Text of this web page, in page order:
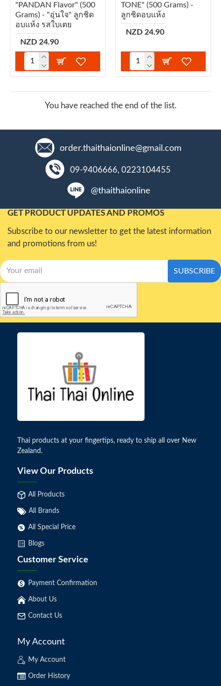
"PANDAN Flavor" (500
Grams) - "อุ่นใจ" ลูกชิด
อบแห้ง รสใบเตย
NZD 24.90
TONE" (500 Grams) -
ลูกชิดอบแห้ง
NZD 24.90
You have reached the end of the list.
order.thaithaionline@gmail.com
09-9406666, 0223104455
@thaithaionline
GET PRODUCT UPDATES AND PROMOS
Subscribe to our newsletter to get the latest information
and promotions from us!
SUBSCRIBE
Thai products at your fingertips, ready to ship all over New
Zealand.
View Our Products
All Products
All Brands
All Special Price
Blogs
Customer Service
Payment Confirmation
About Us
Contact Us
My Account
My Account
Order History